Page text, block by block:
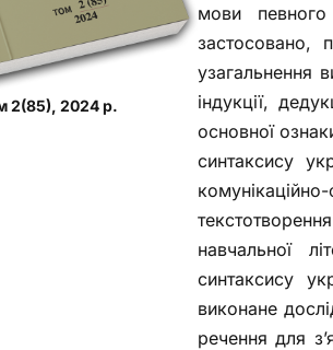
мови
застосовано,
узагальнення
індукції,
основної
синтаксису
навчальної
синтаксису
виконане
речення для
2(85), 2024 р.